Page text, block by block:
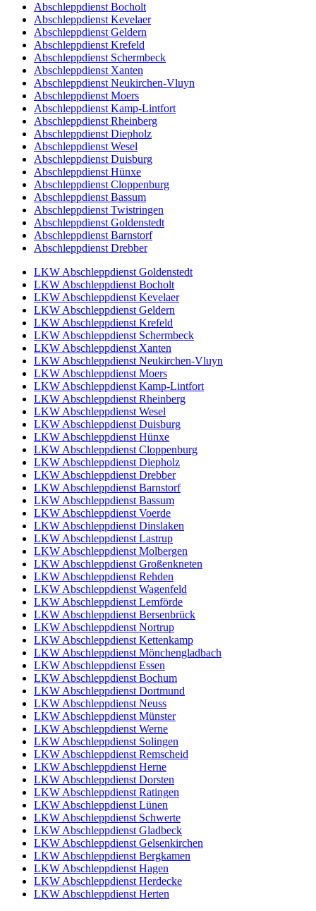
Abschleppdienst Bocholt
Abschleppdienst Kevelaer
Abschleppdienst Geldern
Abschleppdienst Krefeld
Abschleppdienst Schermbeck
Abschleppdienst Xanten
Abschleppdienst Neukirchen-Vluyn
Abschleppdienst Moers
Abschleppdienst Kamp-Lintfort
Abschleppdienst Rheinberg
Abschleppdienst Diepholz
Abschleppdienst Wesel
Abschleppdienst Duisburg
Abschleppdienst Hünxe
Abschleppdienst Cloppenburg
Abschleppdienst Bassum
Abschleppdienst Twistringen
Abschleppdienst Goldenstedt
Abschleppdienst Barnstorf
Abschleppdienst Drebber
LKW Abschleppdienst Goldenstedt
LKW Abschleppdienst Bocholt
LKW Abschleppdienst Kevelaer
LKW Abschleppdienst Geldern
LKW Abschleppdienst Krefeld
LKW Abschleppdienst Schermbeck
LKW Abschleppdienst Xanten
LKW Abschleppdienst Neukirchen-Vluyn
LKW Abschleppdienst Moers
LKW Abschleppdienst Kamp-Lintfort
LKW Abschleppdienst Rheinberg
LKW Abschleppdienst Wesel
LKW Abschleppdienst Duisburg
LKW Abschleppdienst Hünxe
LKW Abschleppdienst Cloppenburg
LKW Abschleppdienst Diepholz
LKW Abschleppdienst Drebber
LKW Abschleppdienst Barnstorf
LKW Abschleppdienst Bassum
LKW Abschleppdienst Voerde
LKW Abschleppdienst Dinslaken
LKW Abschleppdienst Lastrup
LKW Abschleppdienst Molbergen
LKW Abschleppdienst Großenkneten
LKW Abschleppdienst Rehden
LKW Abschleppdienst Wagenfeld
LKW Abschleppdienst Lemförde
LKW Abschleppdienst Bersenbrück
LKW Abschleppdienst Nortrup
LKW Abschleppdienst Kettenkamp
LKW Abschleppdienst Mönchengladbach
LKW Abschleppdienst Essen
LKW Abschleppdienst Bochum
LKW Abschleppdienst Dortmund
LKW Abschleppdienst Neuss
LKW Abschleppdienst Münster
LKW Abschleppdienst Werne
LKW Abschleppdienst Solingen
LKW Abschleppdienst Remscheid
LKW Abschleppdienst Herne
LKW Abschleppdienst Dorsten
LKW Abschleppdienst Ratingen
LKW Abschleppdienst Lünen
LKW Abschleppdienst Schwerte
LKW Abschleppdienst Gladbeck
LKW Abschleppdienst Gelsenkirchen
LKW Abschleppdienst Bergkamen
LKW Abschleppdienst Hagen
LKW Abschleppdienst Herdecke
LKW Abschleppdienst Herten